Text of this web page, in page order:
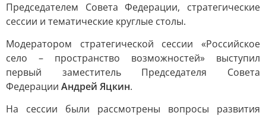
Председателем Совета Федерации, стратегические
сессии и тематические круглые столы.
Модератором стратегической сессии «Российское
село – пространство возможностей» выступил
первый заместитель Председателя Совета
Федерации Андрей Яцкин.
На сессии были рассмотрены вопросы развития